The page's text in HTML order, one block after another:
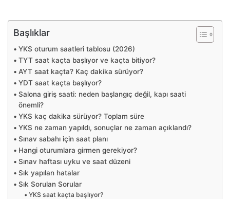
Başlıklar
YKS oturum saatleri tablosu (2026)
TYT saat kaçta başlıyor ve kaçta bitiyor?
AYT saat kaçta? Kaç dakika sürüyor?
YDT saat kaçta başlıyor?
Salona giriş saati: neden başlangıç değil, kapı saati
önemli?
YKS kaç dakika sürüyor? Toplam süre
YKS ne zaman yapıldı, sonuçlar ne zaman açıklandı?
Sınav sabahı için saat planı
Hangi oturumlara girmen gerekiyor?
Sınav haftası uyku ve saat düzeni
Sık yapılan hatalar
Sık Sorulan Sorular
YKS saat kaçta başlıyor?